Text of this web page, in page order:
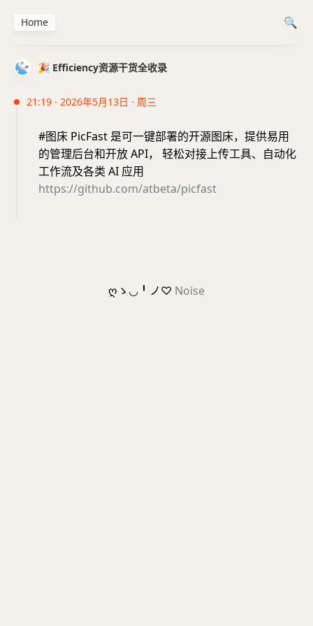
🎉 Efficiency资源干货全收录
21:19 · 2026年5月13日 · 周三
#图床 PicFast 是可一键部署的开源图床，提供易用
的管理后台和开放 API， 轻松对接上传工具、自动化
工作流及各类 AI 应用
https://github.com/atbeta/picfast
Home
ღゝ◡╹ノ♡ Noise